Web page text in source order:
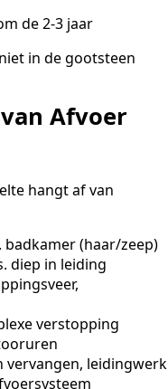
de 2-3 jaar
in de gootsteen
Afvoer
hangt af van
badkamer (haar/zeep)
diep in leiding
verstopping
vervangen, leidingwerk